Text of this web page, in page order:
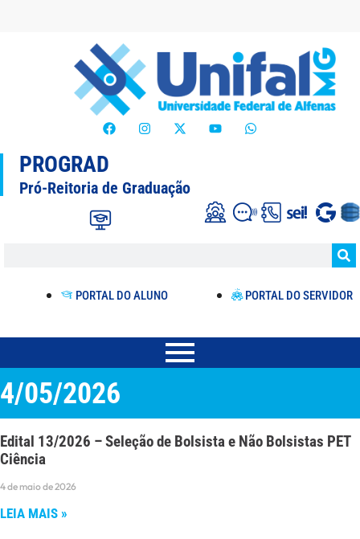
PROGRAD
Pró-Reitoria de Graduação
PORTAL DO ALUNO PORTAL DO SERVIDOR
4/05/2026
Edital 13/2026 – Seleção de Bolsista e Não Bolsistas PET
Ciência
4 de maio de 2026
LEIA MAIS »